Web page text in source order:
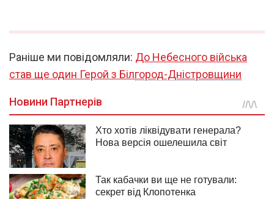
Раніше ми повідомляли: До Небесного війська
став ще один Герой з Білгород-Дністровщини